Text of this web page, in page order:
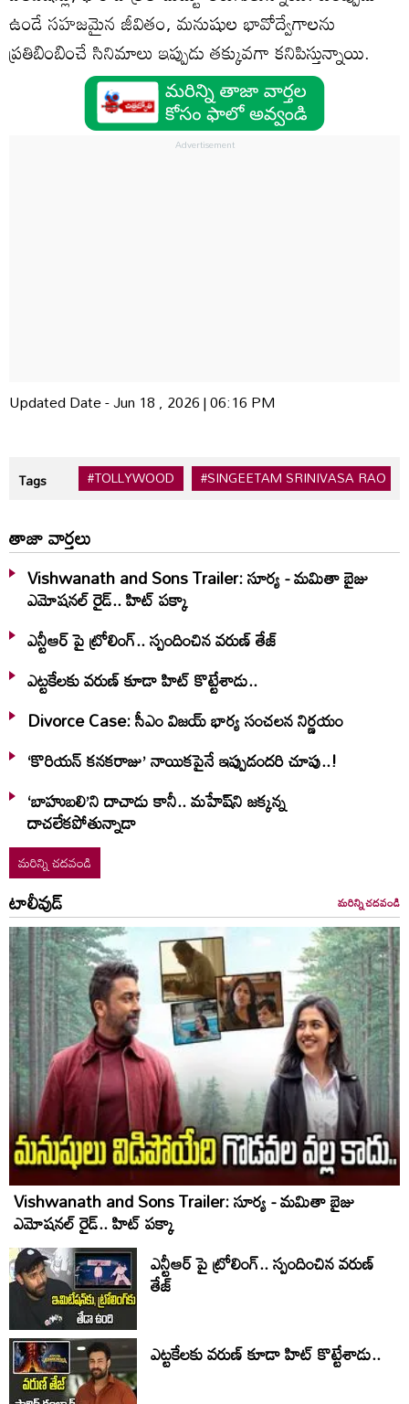
ఉండే సహజమైన జీవితం, మనుషుల భావోద్వేగాలను
ప్రతిబింబించే సినిమాలు ఇప్పుడు తక్కువగా కనిపిస్తున్నాయి.
Updated Date - Jun 18 , 2026 | 06:16 PM
Tags #TOLLYWOOD #SINGEETAM SRINIVASA RAO
తాజా వార్తలు
Vishwanath and Sons Trailer: సూర్య - మమితా బైజు
ఎమోషనల్ రైడ్.. హిట్ పక్కా
ఎన్టీఆర్ పై ట్రోలింగ్.. స్పందించిన వరుణ్ తేజ్
ఎట్టకేలకు వరుణ్ కూడా హిట్ కొట్టేశాడు..
Divorce Case: సీఎం విజయ్ భార్య సంచలన నిర్ణయం
‘కొరియన్ కనకరాజు’ నాయికపైనే ఇప్పుడందరి చూపు..!
‘బాహుబలి’ని దాచాడు కానీ.. మహేష్‌ని జక్కన్న
దాచలేకపోతున్నాడా
మరిన్ని చదవండి
టాలీవుడ్ మరిన్ని చదవండి
Vishwanath and Sons Trailer: సూర్య - మమితా బైజు
ఎమోషనల్ రైడ్.. హిట్ పక్కా
ఎన్టీఆర్ పై ట్రోలింగ్.. స్పందించిన వరుణ్
తేజ్
ఎట్టకేలకు వరుణ్ కూడా హిట్ కొట్టేశాడు..